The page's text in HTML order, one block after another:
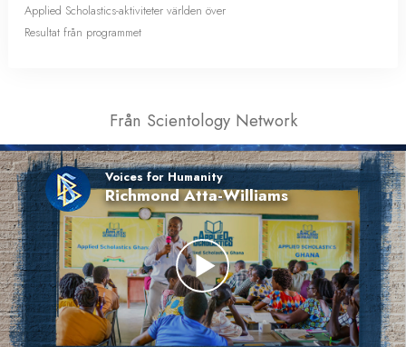
Applied Scholastics-aktiviteter världen över
Resultat från programmet
Från Scientology Network
Voices for Humanity
Richmond Atta-Williams